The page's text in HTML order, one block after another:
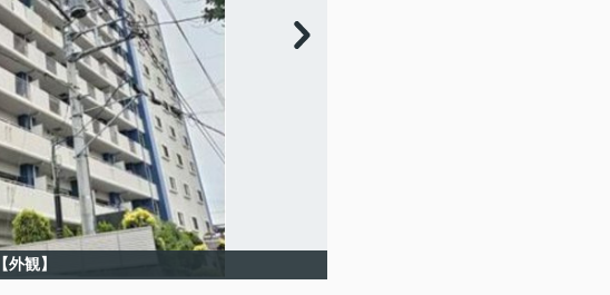
【外観】